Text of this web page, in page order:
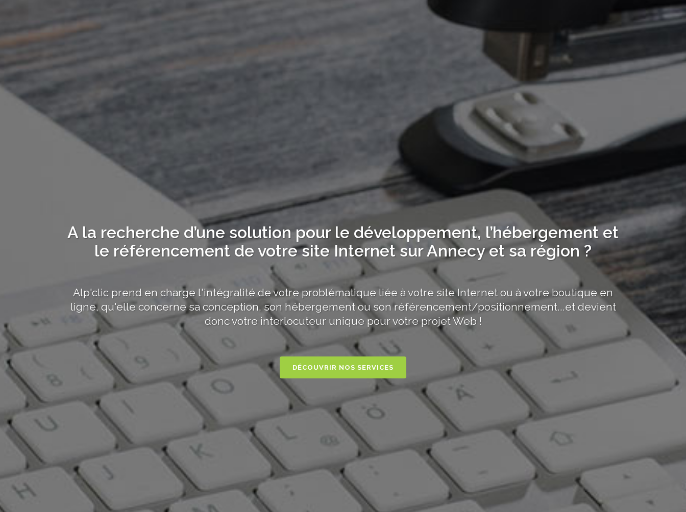
A la recherche d’une solution pour le développement, l’hébergement et
le référencement de votre site Internet sur Annecy et sa région ?
Alp'clic prend en charge l'intégralité de votre problématique liée à votre site Internet ou à votre boutique en
ligne, qu'elle concerne sa conception, son hébergement ou son référencement/positionnement...et devient
donc votre interlocuteur unique pour votre projet Web !
DÉCOUVRIR NOS SERVICES